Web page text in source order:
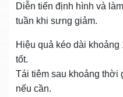
Diễn tiến định hình và
tuần khi sưng giảm.
Hiệu quả kéo dài khoảng
tốt.
Tái tiêm sau khoảng thời
nếu cần.